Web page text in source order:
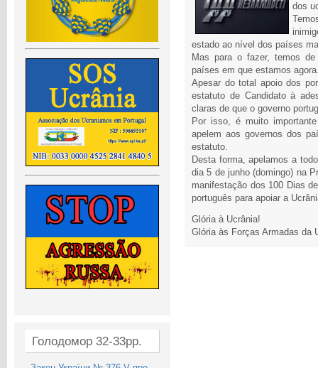
Голодомор 32-33рр.
dos
estado ao nível dos países
Mas para o fazer, temos
países em que estamos
Apesar do total apoio dos
estatuto de Candidato à
claras de que o governo
Por isso, é muito
apelem aos governos dos
estatuto.
Desta forma, apelamos a
dia 5 de junho (domingo) na
manifestação dos 100 Dias
português para apoiar a
Glória à Ucrânia!
Glória às Forças Armadas da